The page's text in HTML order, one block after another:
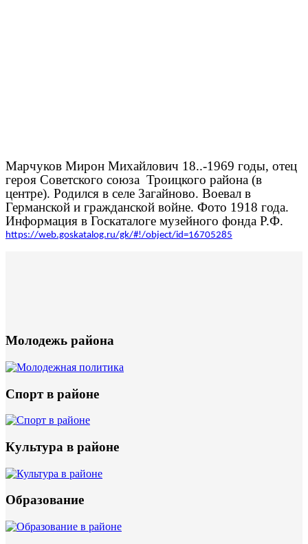
Марчуков Мирон Михайлович 18..-1969 годы, отец
героя Советского союза Троицкого района (в
центре). Родился в селе Загайново. Воевал в
Германской и гражданской войне. Фото 1918 года.
Информация в Госкаталоге музейного фонда Р.Ф.
https://web.goskatalog.ru/gk/#!/object/id=16705285
Молодежь района
Спорт в районе
Культура в районе
Образование